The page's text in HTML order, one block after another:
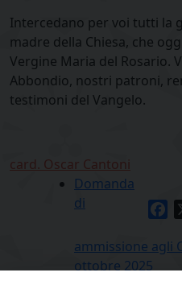
Intercedano per voi tutti la
madre della Chiesa, che
Vergine Maria del Rosario.
Abbondio, nostri patroni,
testimoni del Vangelo.
card. Oscar Cantoni
Domanda
di
ammissione agli
ottobre 2025